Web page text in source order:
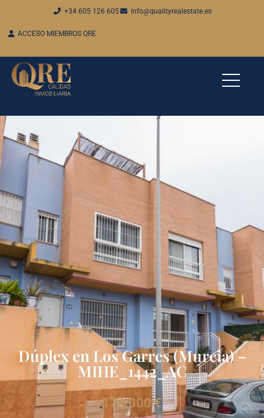
+34 605 126 605 info@qualityrealestate.es
ACCESO MIEMBROS QRE
Dúplex en Los Garres (Murcia) –
MIHE_1442_AC
174.000 €